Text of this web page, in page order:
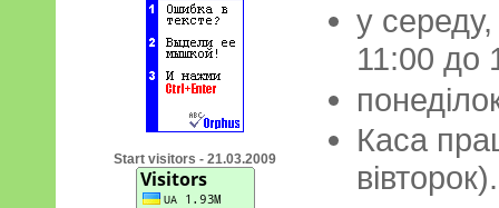
Start visitors - 21.03.2009
у
11:00 до
Каса
вівторок).